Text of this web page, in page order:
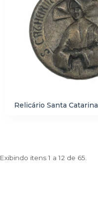
Relicário Santa
Exibindo itens 1 a 12 de 65.